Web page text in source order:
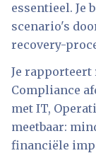
essentieel. Je
scenario's
recovery-
Je rapporteert
Compliance
met IT,
meetbaar:
financiële